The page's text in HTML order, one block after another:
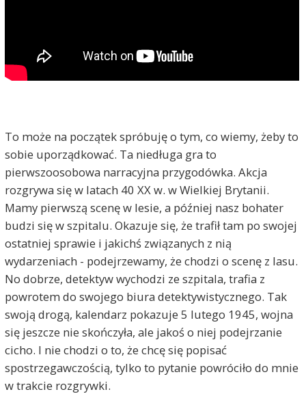
To może na początek spróbuję o tym, co wiemy, żeby to
sobie uporządkować. Ta niedługa gra to
pierwszoosobowa narracyjna przygodówka. Akcja
rozgrywa się w latach 40 XX w. w Wielkiej Brytanii.
Mamy pierwszą scenę w lesie, a później nasz bohater
budzi się w szpitalu. Okazuje się, że trafił tam po swojej
ostatniej sprawie i jakichś związanych z nią
wydarzeniach - podejrzewamy, że chodzi o scenę z lasu.
No dobrze, detektyw wychodzi ze szpitala, trafia z
powrotem do swojego biura detektywistycznego. Tak
swoją drogą, kalendarz pokazuje 5 lutego 1945, wojna
się jeszcze nie skończyła, ale jakoś o niej podejrzanie
cicho. I nie chodzi o to, że chcę się popisać
spostrzegawczością, tylko to pytanie powróciło do mnie
w trakcie rozgrywki.